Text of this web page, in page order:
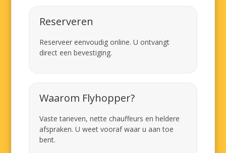
Reserveren
Reserveer eenvoudig online. U ontvangt
direct een bevestiging.
Waarom Flyhopper?
Vaste tarieven, nette chauffeurs en heldere
afspraken. U weet vooraf waar u aan toe
bent.